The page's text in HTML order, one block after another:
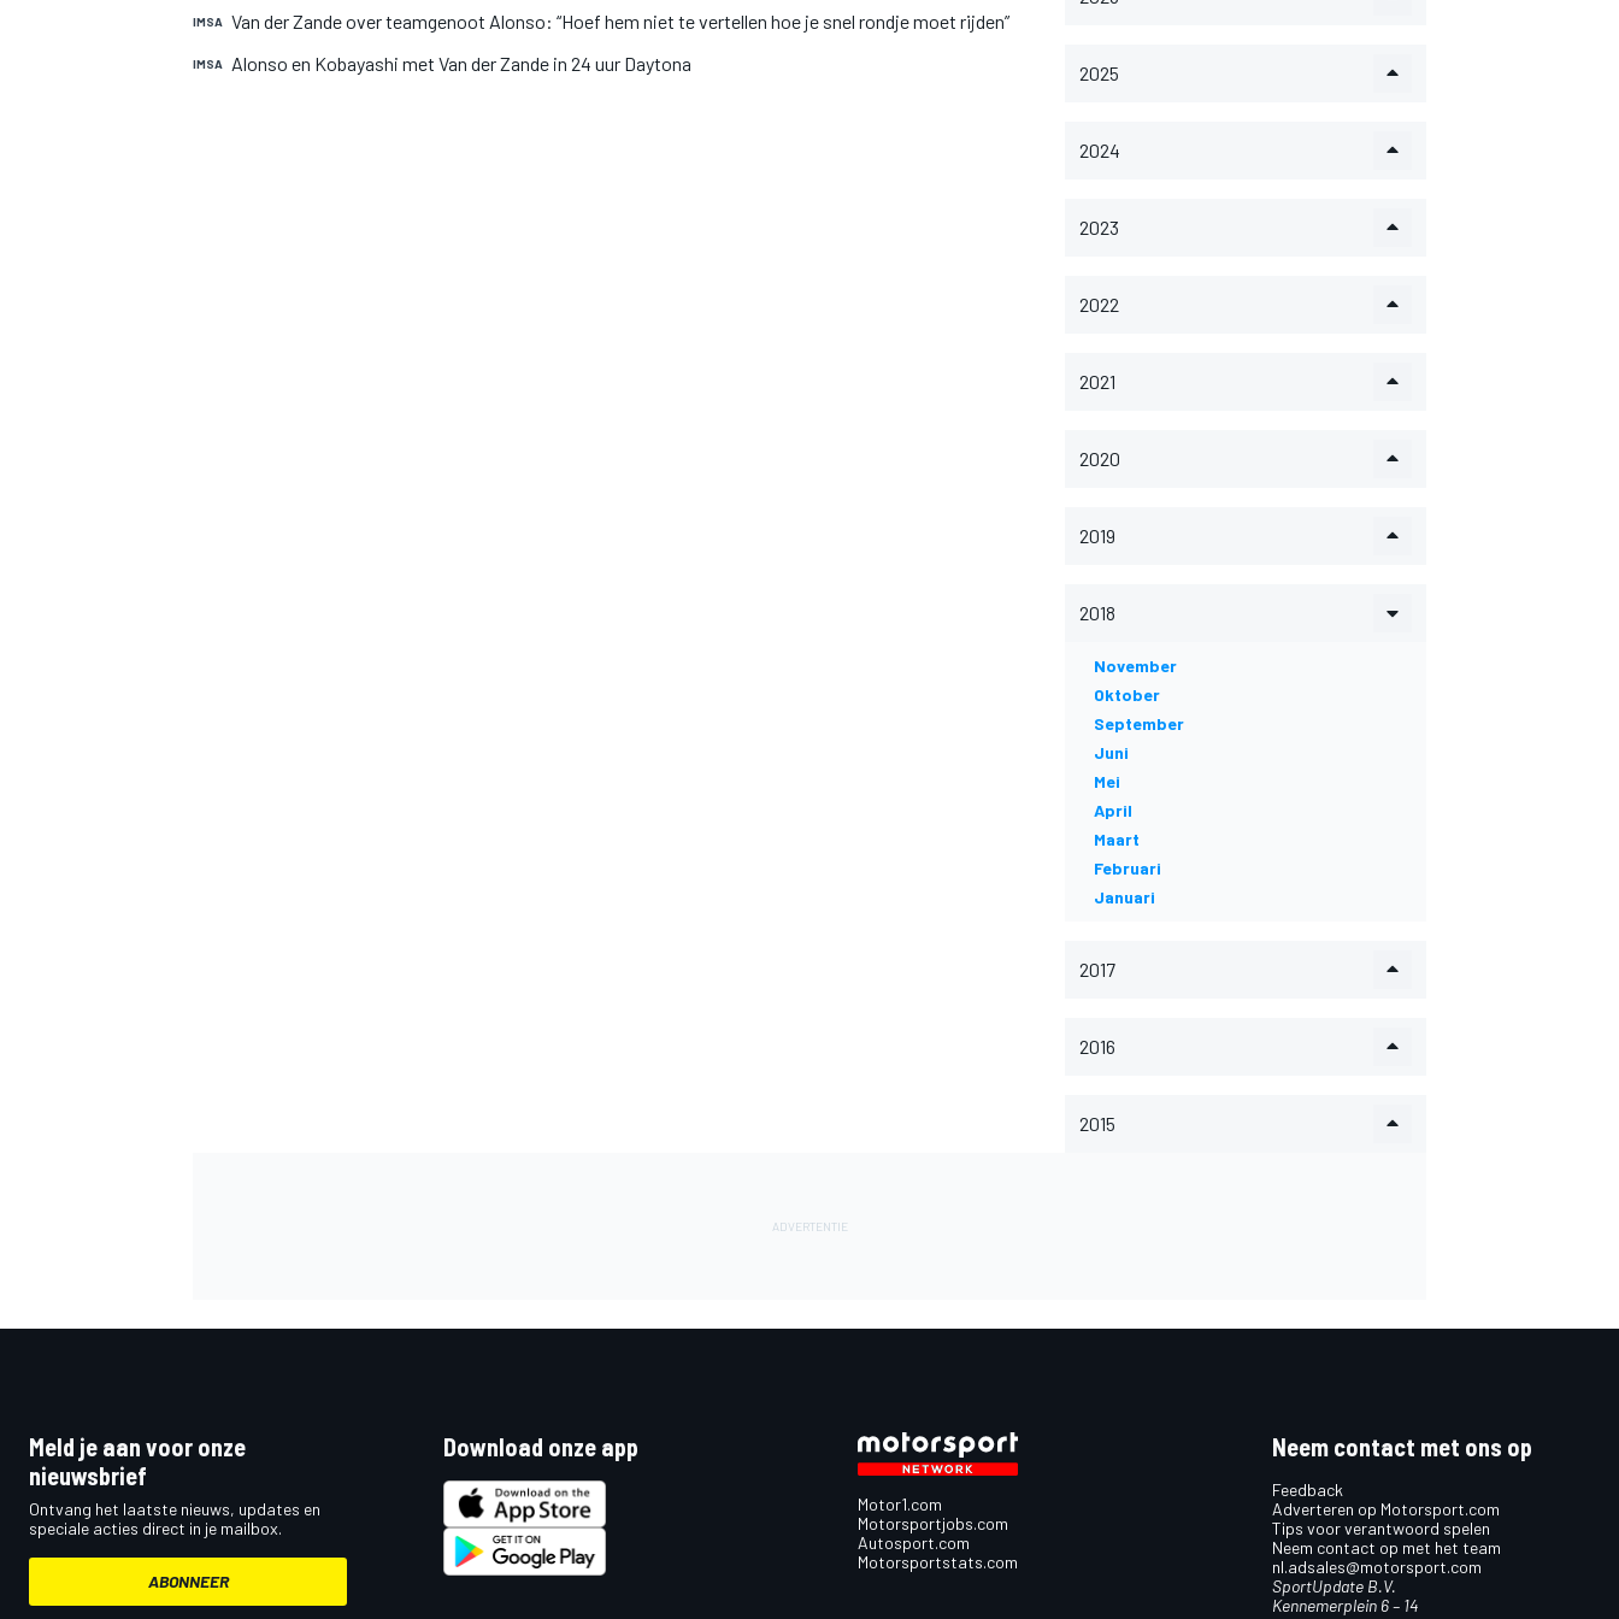
IMSA Van der Zande over teamgenoot Alonso: “Hoef hem niet te vertellen hoe je snel rondje moet rijden”
IMSA Alonso en Kobayashi met Van der Zande in 24 uur Daytona 2025
2024
2023
2022
2021
2020
2019
2018
November
Oktober
September
Juni
Mei
April
Maart
Februari
Januari
2017
2016
2015
Meld je aan voor onze
nieuwsbrief
Ontvang het laatste nieuws, updates en
speciale acties direct in je mailbox.
ABONNEER
Download onze app
Motor1.com
Motorsportjobs.com
Autosport.com
Motorsportstats.com
Neem contact met ons op
Feedback
Adverteren op Motorsport.com
Tips voor verantwoord spelen
Neem contact op met het team
nl.adsales@motorsport.com
SportUpdate B.V.
Kennemerplein 6 – 14